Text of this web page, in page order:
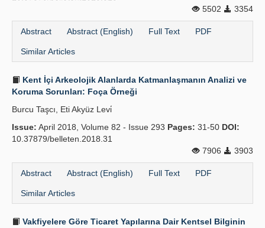
5502
3354
Abstract Abstract (English) Full Text PDF
Similar Articles
Kent İçi Arkeolojik Alanlarda Katmanlaşmanın Analizi ve
Koruma Sorunları: Foça Örneği
Burcu Taşcı, Eti Akyüz Levi̇
Issue: April 2018, Volume 82 - Issue 293 Pages: 31-50 DOI:
10.37879/belleten.2018.31
7906
3903
Abstract Abstract (English) Full Text PDF
Similar Articles
Vakfiyelere Göre Ticaret Yapılarına Dair Kentsel Bilginin